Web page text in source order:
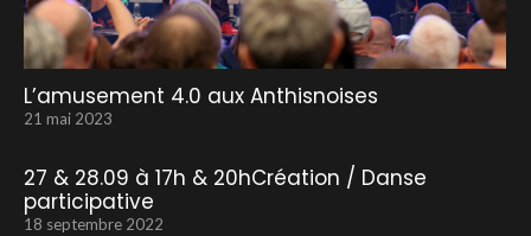
L’amusement 4.0 aux Anthisnoises
21 mai 2023
27 & 28.09 à 17h & 20hCréation / Danse
participative
18 septembre 2022